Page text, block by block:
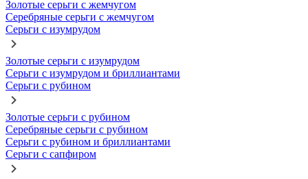
Золотые серьги с жемчугом
Серебряные серьги с жемчугом
Серьги с изумрудом
Золотые серьги с изумрудом
Серьги с изумрудом и бриллиантами
Серьги с рубином
Золотые серьги с рубином
Серебряные серьги с рубином
Серьги с рубином и бриллиантами
Серьги с сапфиром